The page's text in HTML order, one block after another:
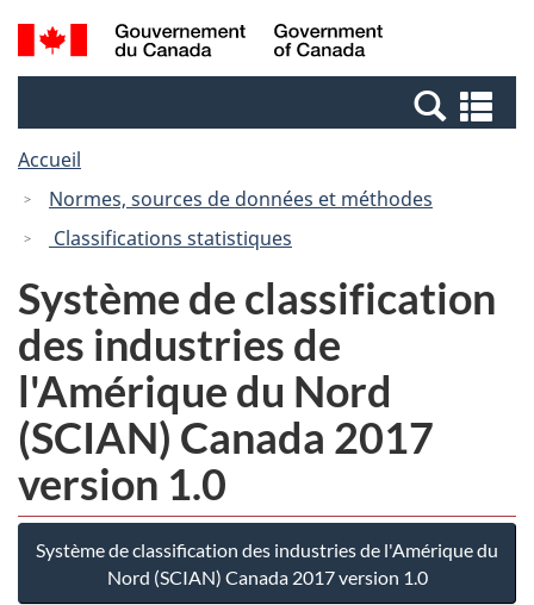
Passer
au
Passer
à
Canada
Recherche
et
et
Accueil
Normes, sources de données et méthodes
Classifications statistiques
Système de classification
des industries de
l'Amérique du Nord
(SCIAN) Canada 2017
version 1.0
Système de classification des industries de l'Amérique du
Nord (SCIAN) Canada 2017 version 1.0